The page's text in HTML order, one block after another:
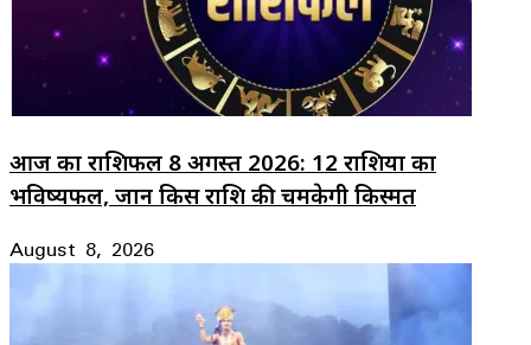
आज का राशिफल 8 अगस्त 2026: 12 राशियों का
भविष्यफल, जानें किस राशि की चमकेगी किस्मत
August 8, 2026